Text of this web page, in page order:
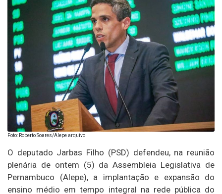
Foto: Roberto Soares/Alepe arquivo
O deputado Jarbas Filho (PSD) defendeu, na reunião
plenária de ontem (5) da Assembleia Legislativa de
Pernambuco (Alepe), a implantação e expansão do
ensino médio em tempo integral na rede pública do